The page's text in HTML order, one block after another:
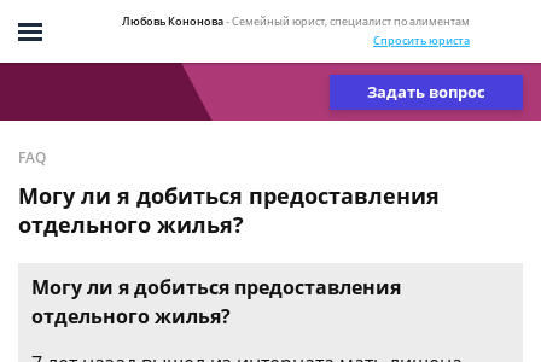
Любовь Кононова- Семейный юрист, специалист по алиментам
Спросить юриста
Задать вопрос
FAQ
Могу ли я добиться предоставления
отдельного жилья?
Могу ли я добиться предоставления
отдельного жилья?